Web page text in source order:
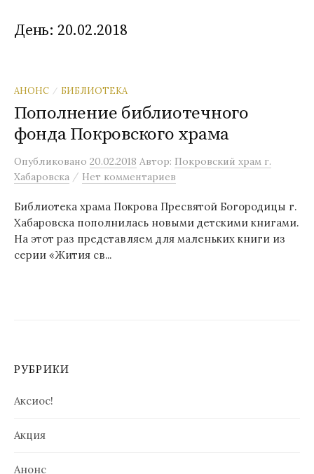
День: 20.02.2018
АНОНС / БИБЛИОТЕКА
Пополнение библиотечного
фонда Покровского храма
Опубликовано 20.02.2018 Автор: Покровский храм г.
Хабаровска / Нет комментариев
Библиотека храма Покрова Пресвятой Богородицы г.
Хабаровска пополнилась новыми детскими книгами.
На этот раз представляем для маленьких книги из
серии «Жития св...
РУБРИКИ
Аксиос!
Акция
Анонс